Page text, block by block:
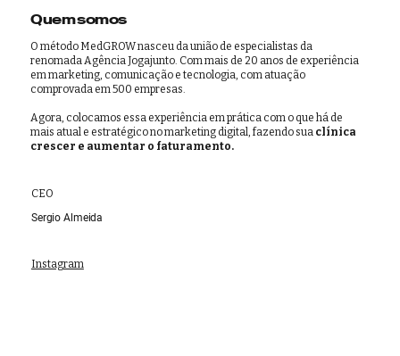
Quem somos
O método MedGROW nasceu da união de especialistas da
renomada Agência Jogajunto. Com mais de 20 anos de experiência
em marketing, comunicação e tecnologia, com atuação
comprovada em 500 empresas.
Agora, colocamos essa experiência em prática com o que há de
mais atual e estratégico no marketing digital, fazendo sua clínica
crescer e aumentar o faturamento.
CEO
Sergio Almeida
Instagram